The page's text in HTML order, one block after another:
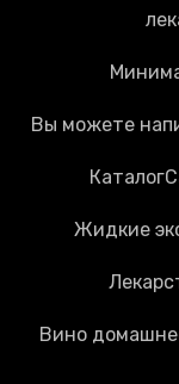
Вы можете
Каталог
Жидкие
Вино